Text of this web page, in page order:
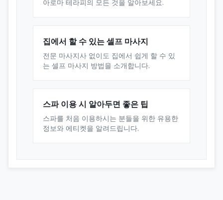
아로마 테라피의 모든 것을 알아보세요.
집에서 할 수 있는 셀프 마사지
전문 마사지사 없이도 집에서 쉽게 할 수 있
는 셀프 마사지 방법을 소개합니다.
스파 이용 시 알아두면 좋은 팁
스파를 처음 이용하시는 분들을 위한 유용한
정보와 에티켓을 알려드립니다.